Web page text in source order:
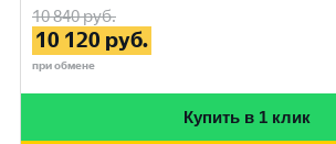
10 840руб.
10 120 руб.
при обмене
Купить в 1 клик